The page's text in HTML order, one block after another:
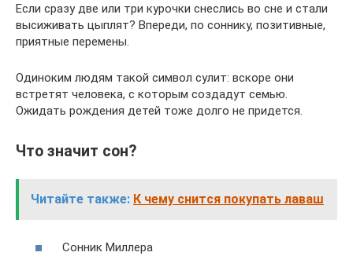
Если сразу две или три курочки снеслись во сне и стали
высиживать цыплят? Впереди, по соннику, позитивные,
приятные перемены.
Одиноким людям такой символ сулит: вскоре они
встретят человека, с которым создадут семью.
Ожидать рождения детей тоже долго не придется.
Что значит сон?
Читайте также: К чему снится покупать лаваш
Сонник Миллера